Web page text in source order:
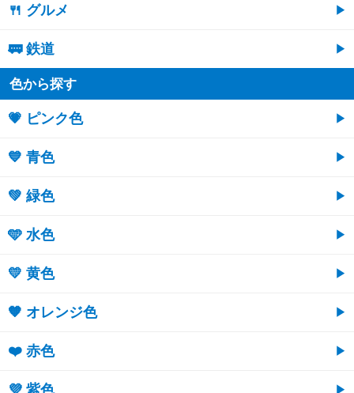
🍴 グルメ
🚃 鉄道
色から探す
💗 ピンク色
💙 青色
💚 緑色
🩵 水色
💛 黄色
🧡 オレンジ色
❤️ 赤色